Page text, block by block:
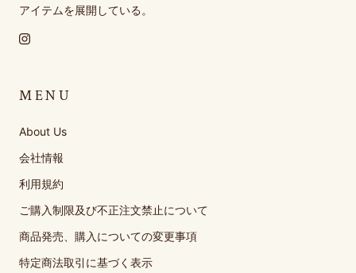
アイテムを展開している。
MENU
About Us
会社情報
利用規約
ご購入制限及び不正注文禁止について
商品発売、購入についての変更事項
特定商法取引に基づく表示